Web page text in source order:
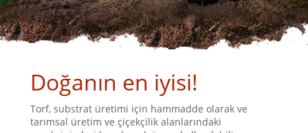
Doğanın en iyisi!
Torf, substrat üretimi için hammadde olarak ve
tarımsal üretim ve çiçekçilik alanlarındaki